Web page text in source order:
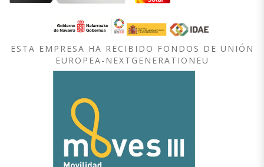
ESTA EMPRESA HA RECIBIDO FONDOS DE UNIÓN
EUROPEA-NEXTGENERATIONEU